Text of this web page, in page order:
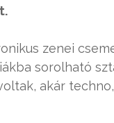
zenei
sorolható
akár